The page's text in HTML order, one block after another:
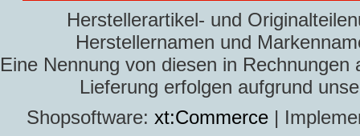
Herstellerartikel- und
Herstellernamen und
Eine Nennung von diesen in
Lieferung erfolgen aufgrund
Shopsoftware: xt:Commerce |